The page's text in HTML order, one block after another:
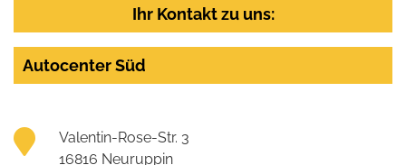
Ihr Kontakt zu uns:
Autocenter Süd
Valentin-Rose-Str. 3
16816 Neuruppin